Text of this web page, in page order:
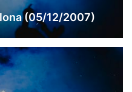
(05/12/2007)